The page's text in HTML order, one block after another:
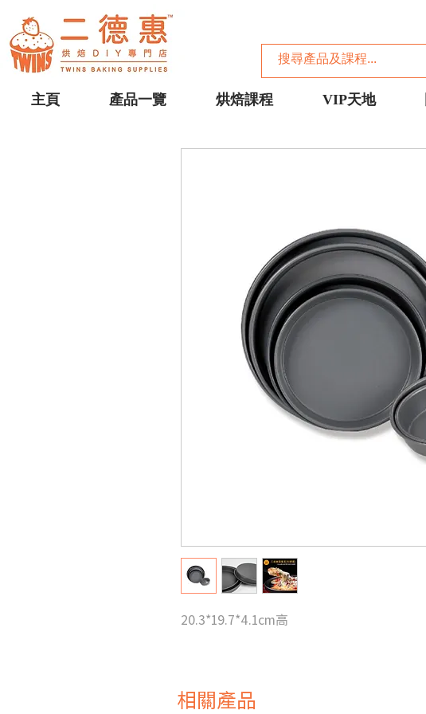
主頁 產品一覽 烘焙課程 VIP天地
20.3*19.7*4.1cm高
相關產品